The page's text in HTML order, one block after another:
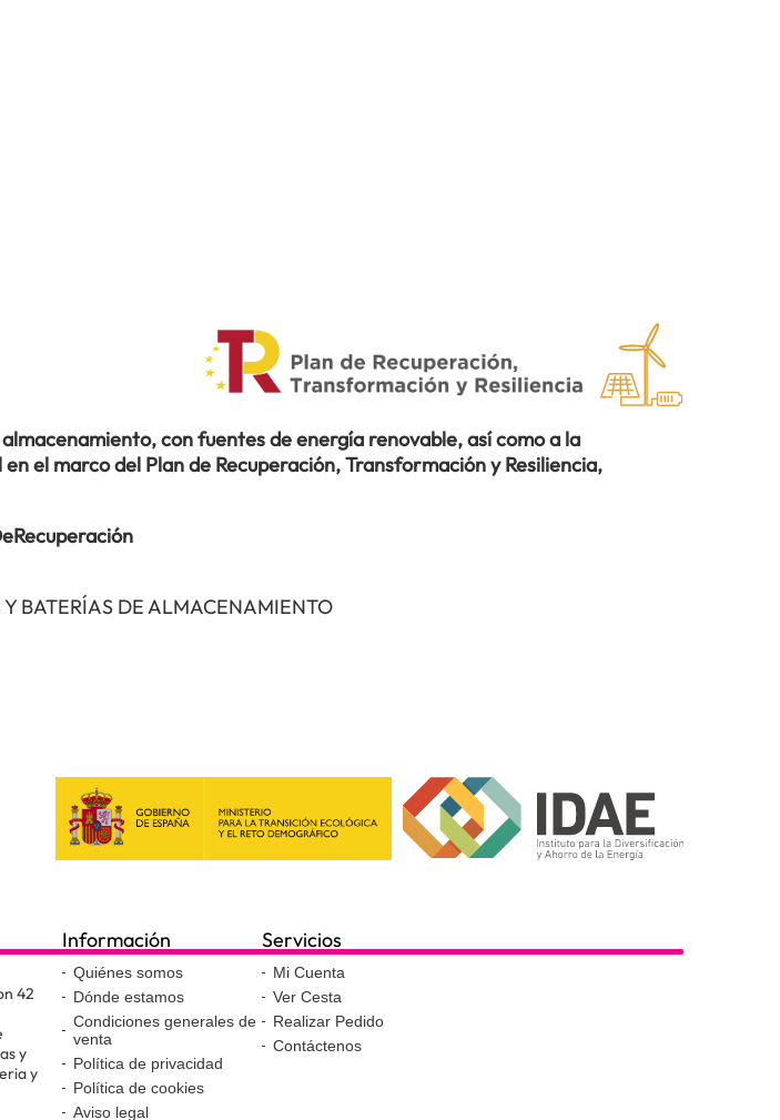
con fuentes de energía renovable, así como a la
el marco del Plan de Recuperación, Transformación y Resiliencia,
BATERÍAS DE ALMACENAMIENTO
42
y
y
Información
Quiénes somos
Dónde estamos
Condiciones generales de
venta
Política de privacidad
Política de cookies
Aviso legal
Servicios
Mi Cuenta
Ver Cesta
Realizar Pedido
Contáctenos